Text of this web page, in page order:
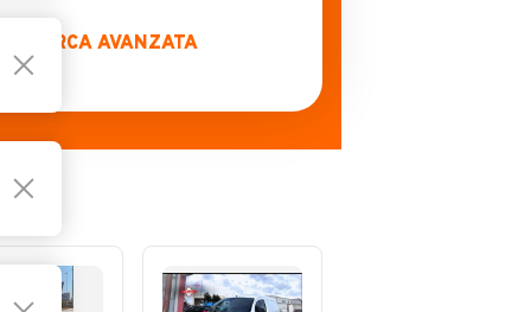
RICERCA AVANZATA